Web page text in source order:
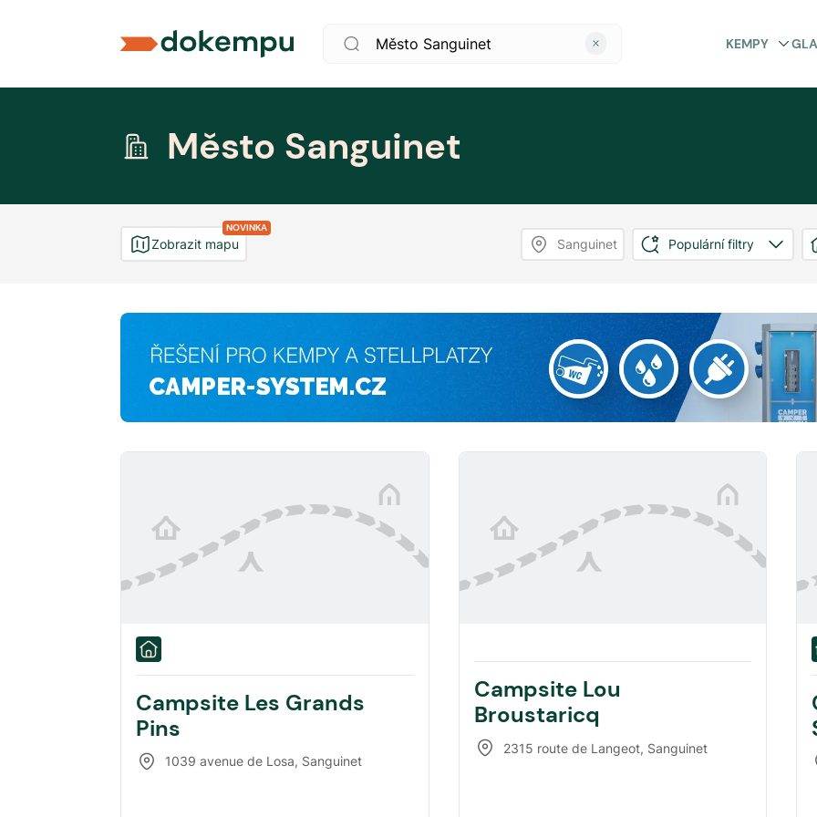
KEMPY
Město Sanguinet
NOVINKA
Zobrazit mapu Sanguinet Populární filtry
Campsite Les Grands
Pins
1039 avenue de Losa, Sanguinet
Campsite Lou
Broustaricq
2315 route de Langeot, Sanguinet